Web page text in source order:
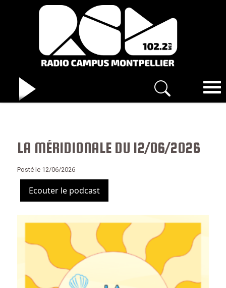
LA MÉRIDIONALE DU 12/06/2026
Posté le 12/06/2026
Ecouter le podcast